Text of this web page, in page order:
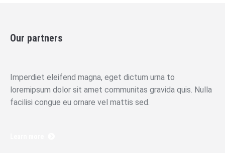
Our partners
Imperdiet eleifend magna, eget dictum urna to
loremipsum dolor sit amet communitas gravida quis. Nulla
facilisi congue eu ornare vel mattis sed.